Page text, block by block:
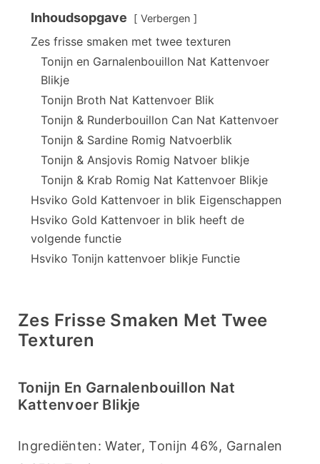
Inhoudsopgave Verbergen
Zes frisse smaken met twee texturen
Tonijn en Garnalenbouillon Nat Kattenvoer
Blikje
Tonijn Broth Nat Kattenvoer Blik
Tonijn & Runderbouillon Can Nat Kattenvoer
Tonijn & Sardine Romig Natvoerblik
Tonijn & Ansjovis Romig Natvoer blikje
Tonijn & Krab Romig Nat Kattenvoer Blikje
Hsviko Gold Kattenvoer in blik Eigenschappen
Hsviko Gold Kattenvoer in blik heeft de
volgende functie
Hsviko Tonijn kattenvoer blikje Functie
Zes Frisse Smaken Met Twee
Texturen
Tonijn En Garnalenbouillon Nat
Kattenvoer Blikje
Ingrediënten: Water, Tonijn 46%, Garnalen